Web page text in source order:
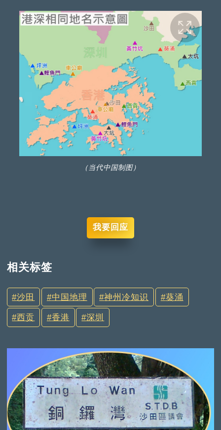
（当代中国制图）
我要回应
相关标签
沙田 中国地理 神州冷知识 葵涌
西贡 香港 深圳